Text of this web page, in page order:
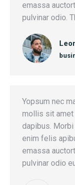
emassa
pulvinar odio.
Yopsum nec
mollis sit amet
dapibus.
enim felis
emassa
pulvinar odio